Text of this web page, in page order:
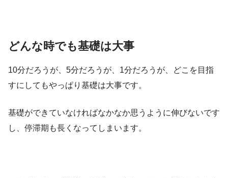
どんな時でも基礎は大事
10分だろうが、5分だろうが、1分だろうが、どこを目指
すにしてもやっぱり基礎は大事です。
基礎ができていなければなかなか思うように伸びないです
し、停滞期も長くなってしまいます。